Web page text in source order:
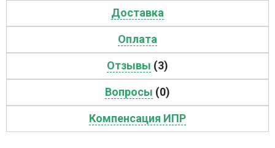
Доставка
Оплата
Отзывы (3)
Вопросы (0)
Компенсация ИПР